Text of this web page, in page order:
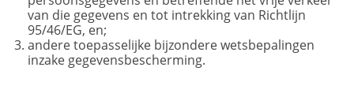
van die gegevens en tot intrekking van Richtlijn
95/46/EG, en;
andere toepasselijke bijzondere wetsbepalingen
inzake gegevensbescherming.